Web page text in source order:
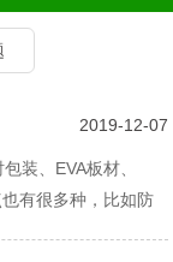
2019-12-07
装、EVA板材、
有很多种，比如防